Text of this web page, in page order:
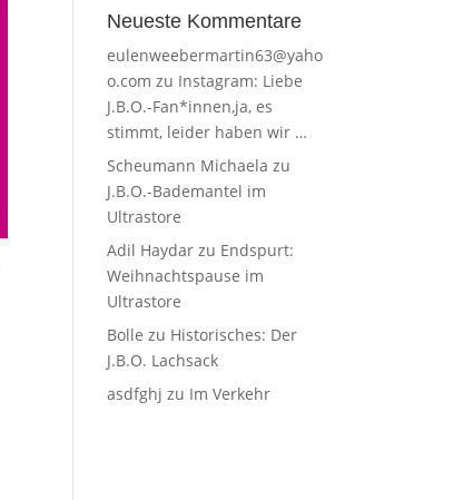
Neueste Kommentare
eulenweebermartin63@yaho
o.com zu Instagram: Liebe
J.B.O.-Fan*innen,ja, es
stimmt, leider haben wir …
Scheumann Michaela zu
J.B.O.-Bademantel im
Ultrastore
Adil Haydar zu Endspurt:
Weihnachtspause im
Ultrastore
Bolle zu Historisches: Der
J.B.O. Lachsack
asdfghj zu Im Verkehr